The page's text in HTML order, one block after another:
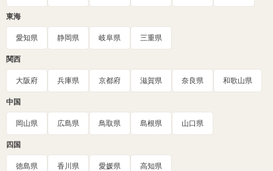
東海
愛知県 静岡県 岐阜県 三重県
関西
大阪府 兵庫県 京都府 滋賀県 奈良県 和歌山県
中国
岡山県 広島県 鳥取県 島根県 山口県
四国
徳島県 香川県 愛媛県 高知県